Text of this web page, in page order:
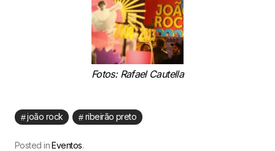
Fotos: Rafael Cautella
joão rock ribeirão preto
Posted inEventos.